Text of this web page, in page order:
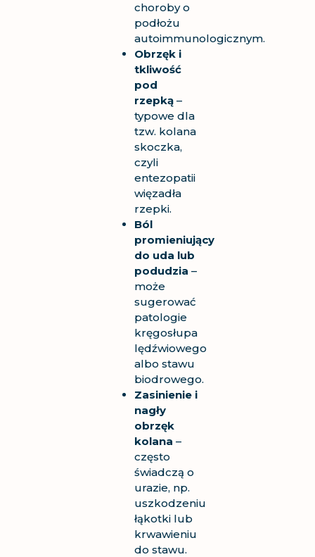
choroby o
podłożu
autoimmunologicznym.
Obrzęk i
tkliwość
pod
rzepką–
typowe dla
tzw. kolana
skoczka,
czyli
entezopatii
więzadła
rzepki.
Ból
promieniujący
do uda lub
podudzia –
może
sugerować
patologie
kręgosłupa
lędźwiowego
albo stawu
biodrowego.
Zasinienie i
nagły
obrzęk
kolana –
często
świadczą o
urazie, np.
uszkodzeniu
łąkotki lub
krwawieniu
do stawu.